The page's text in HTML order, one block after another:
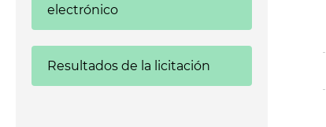
electrónico
Resultados de la licitación